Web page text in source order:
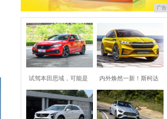
广告
试驾本田思域，可能是 内外焕然一新！斯柯达